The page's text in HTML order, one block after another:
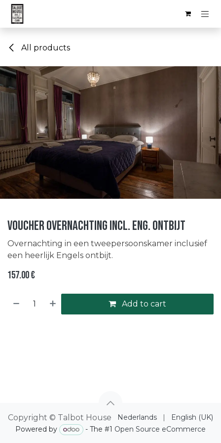
Skip to Content
All products
Voucher overnachting incl. Eng. ontbijt
Overnachting in een tweepersoonskamer inclusief
een heerlijk Engels ontbijt.
157.00€
Add to cart
Copyright © Talbot House Nederlands |
English (UK)
Powered by
- The #1 Open Source eCommerce